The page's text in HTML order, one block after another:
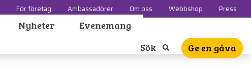
För företag Ambassadörer Om oss Webbshop Press
Sök Ge en gåva
Nyheter Evenemang